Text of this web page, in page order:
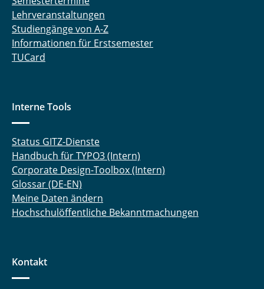
Lehrveranstaltungen
Studiengänge von A-Z
Informationen für Erstsemester
TUCard
Interne Tools
Status GITZ-Dienste
Handbuch für TYPO3 (Intern)
Corporate Design-Toolbox (Intern)
Glossar (DE-EN)
Meine Daten ändern
Hochschulöffentliche Bekanntmachungen
Kontakt